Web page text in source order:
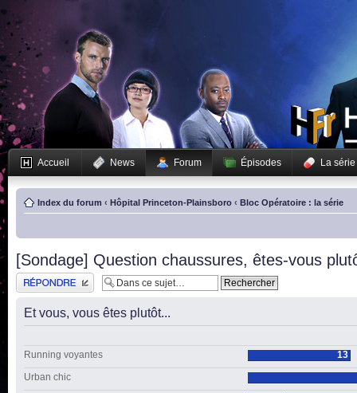
Accueil News Forum Épisodes La série
Index du forum ‹ Hôpital Princeton-Plainsboro ‹ Bloc Opératoire : la série
[Sondage] Question chaussures, êtes-vous
Publier une réponse
Et vous, vous êtes plutôt...
Running voyantes
13
Urban chic